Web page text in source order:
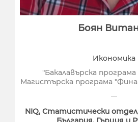
Боян
Икономика
"Бакалавърска
Магистърска програма
NIQ, Статистически